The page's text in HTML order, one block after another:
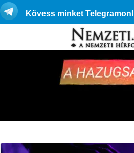
Kövess minket Telegramon!